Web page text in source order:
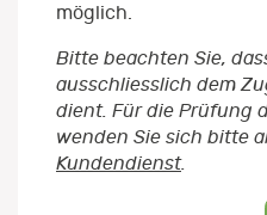
möglich.
Bitte beachten Sie,
ausschliesslich dem
dient. Für die Prüfung
wenden Sie sich bitte
Kundendienst.